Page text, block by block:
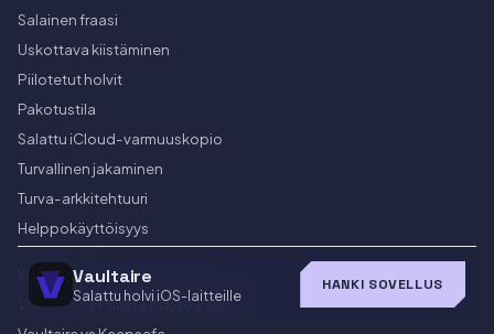
Vaultaire
Salattu holvi iOS-laitteille
HANKI SOVELLUS
Salainen fraasi
Uskottava kiistäminen
Piilotetut holvit
Pakotustila
Salattu iCloud-varmuuskopio
Turvallinen jakaminen
Turva-arkkitehtuuri
Helppokäyttöisyys
VERTAA
Vaultaire vs Private Photo Vault